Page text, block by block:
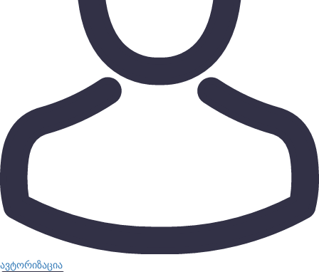
ავტორიზაცია